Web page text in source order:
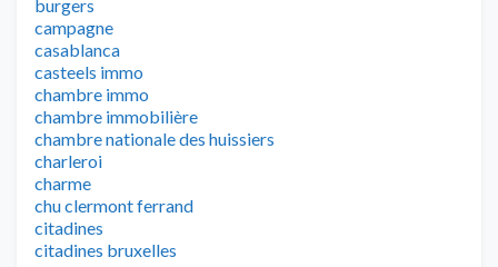
burgers
campagne
casablanca
casteels immo
chambre immo
chambre immobilière
chambre nationale des huissiers
charleroi
charme
chu clermont ferrand
citadines
citadines bruxelles